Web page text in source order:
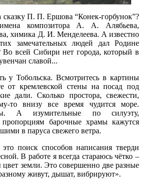
сказку П. П. Ершова “Конек-горбунок”?
композитора А. А. Алябьева,
химика Д. И. Менделеева. А известно
замечательных людей дал Родине
Во всей Сибири нет города, который в
славой...
у Тобольска. Всмотритесь в картины
от кремлевской стены на посад под
дали. Сколько простора, свежести,
то внизу все время чудится море.
изумительные по силуэту,
пропорциям барочные храмы кажутся
в паруса свежего ветра.
поиск способов написания тверди
В работе я всегда стараюсь чётко –
цвет земли. Это совершенно две разные
живут, дышат, вибрируют».